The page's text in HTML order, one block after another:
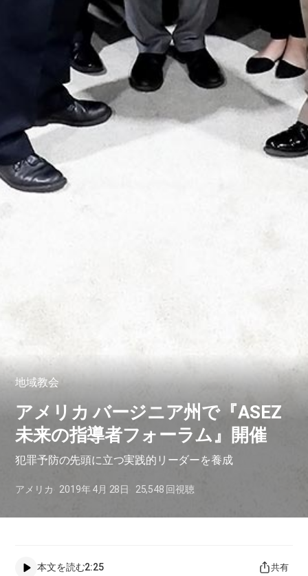
地域教会
アメリカ バージニア州で『ASEZ
未来の指導者フォーラム』開催
犯罪予防の先頭に立つ実践的リーダーを養成
アメリカ 2019年 4月 28日 25,548 回視聴
本文を読む2:25 共有